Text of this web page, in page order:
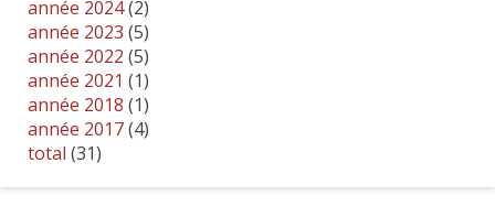
année 2024(2)
année 2023 (5)
année 2022 (5)
année 2021 (1)
année 2018 (1)
année 2017(4)
total (31)